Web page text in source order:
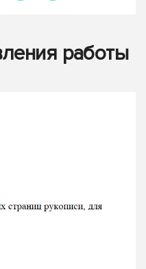
работы